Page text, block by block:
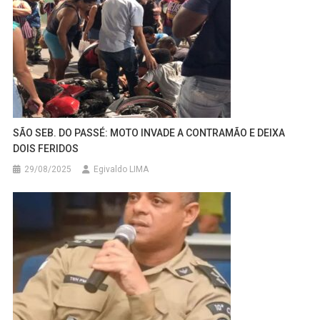
SÃO SEB. DO PASSÉ: MOTO INVADE A CONTRAMÃO E DEIXA
DOIS FERIDOS
29/08/2025 Egivaldo LIMA